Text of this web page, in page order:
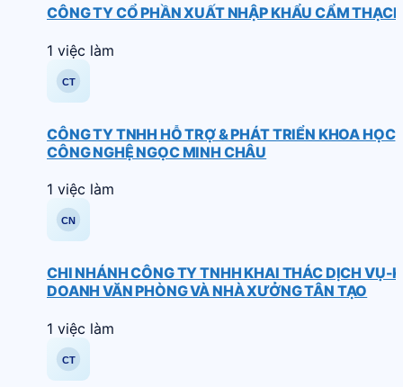
CÔNG TY CỔ PHẦN XUẤT NHẬP KHẨU CẨM THẠCH
1 việc làm
CÔNG TY TNHH HỖ TRỢ & PHÁT TRIỂN KHOA HỌC
CÔNG NGHỆ NGỌC MINH CHÂU
1 việc làm
CHI NHÁNH CÔNG TY TNHH KHAI THÁC DỊCH VỤ-
DOANH VĂN PHÒNG VÀ NHÀ XƯỞNG TÂN TẠO
1 việc làm